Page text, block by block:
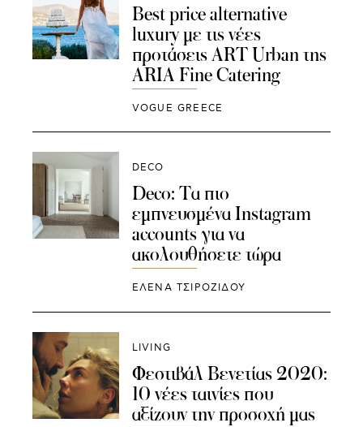
Best price alternative
luxury με τις νέες
προτάσεις ART Urban της
ARIA Fine Catering
VOGUE GREECE
DECO
Deco: Τα πιο
εμπνευσμένα Instagram
accounts για να
ακολουθήσετε τώρα
ΈΛΕΝΑ ΤΣΙΡΟΖΊΔΟΥ
LIVING
Φεστιβάλ Βενετίας 2020:
10 νέες ταινίες που
αξίζουν την προσοχή μας